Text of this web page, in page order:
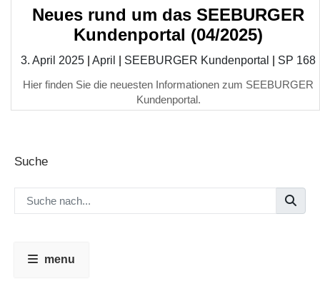
Neues rund um das SEEBURGER
Kundenportal (04/2025)
3. April 2025 April SEEBURGER Kundenportal
SP 168
Hier finden Sie die neuesten Informationen zum SEEBURGER
Kundenportal.
Suche
menu